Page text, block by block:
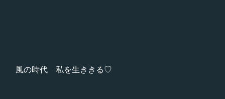
風の時代 私を生ききる♡